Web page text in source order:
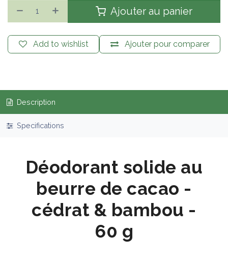
Ajouter au panier
Ajouter pour comparer
Add to wishlist
Description
Specifications
Déodorant solide au
beurre de cacao -
cédrat & bambou -
60 g